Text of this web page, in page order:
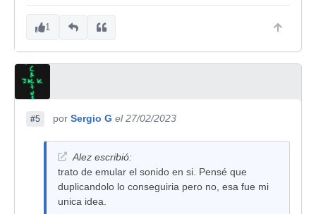
1
#5 por Sergio G el 27/02/2023
Alez escribió:
trato de emular el sonido en si. Pensé que
duplicandolo lo conseguiria pero no, esa fue mi
unica idea.